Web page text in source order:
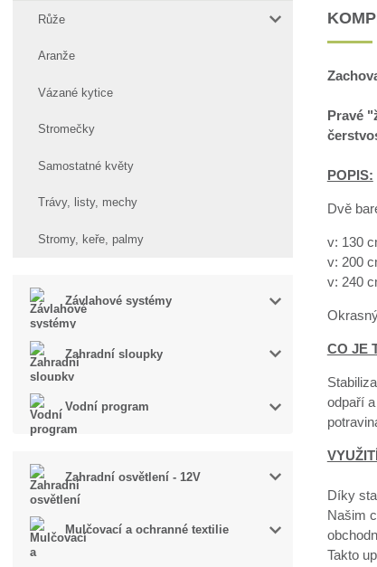
Růže
Aranže
Vázané kytice
Stromečky
Samostatné květy
Trávy, listy, mechy
Stromy, keře, palmy
Závlahové systémy
Zahradní sloupky
Vodní program
Zahradní osvětlení - 12V
Mulčovací a ochranné textilie
Pravé
POPIS:
Dvě
v: 130
v: 200
v: 240
CO JE
odpaří
Díky
Našim
Takto